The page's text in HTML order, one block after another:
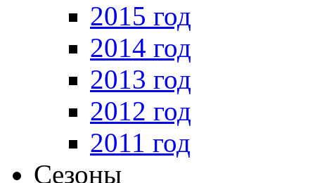
2015 год
2014 год
2013 год
2012 год
2011 год
Сезоны